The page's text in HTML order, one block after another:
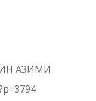
АЗИМИ